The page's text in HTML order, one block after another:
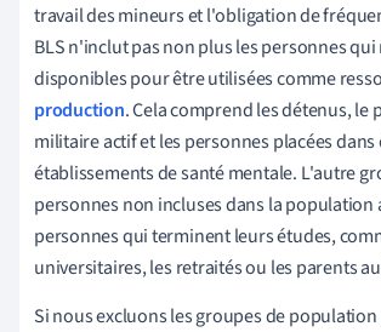
travail des mineurs et l'obligation de
BLS n'inclut pas non plus les personnes qui
disponibles pour être utilisées comme
production. Cela comprend les détenus, le
militaire actif et les personnes placées dans
établissements de santé mentale. L'autre
personnes non incluses dans la population
personnes qui terminent leurs études,
universitaires, les retraités ou les parents
Si nous excluons les groupes de